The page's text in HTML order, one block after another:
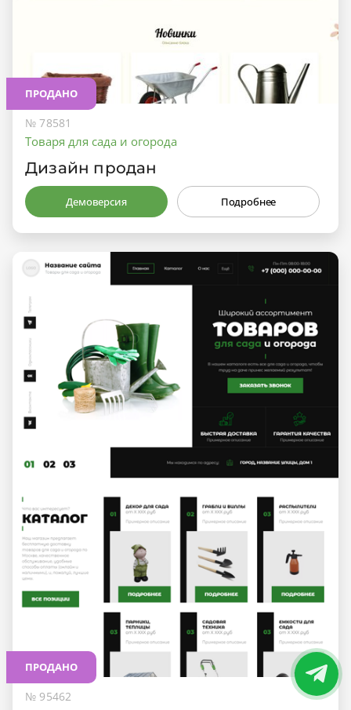
ПРОДАНО
№ 78581
Товаря для сада и огорода
Дизайн продан
Демоверсия Подробнее
ПРОДАНО
№ 95462